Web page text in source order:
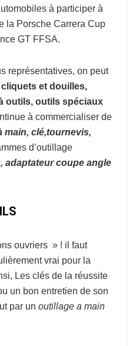
à participer à
la Porsche Carrera Cup
GT FFSA.
représentatives, on peut
et douilles,
outils, outils spéciaux
à commercialiser de
main, clé,tournevis,
d’outillage
adaptateur coupe angle
ouvriers » ! il faut
vrai pour la
Les clés de la réussite
un bon entretien de son
par un outillage a main